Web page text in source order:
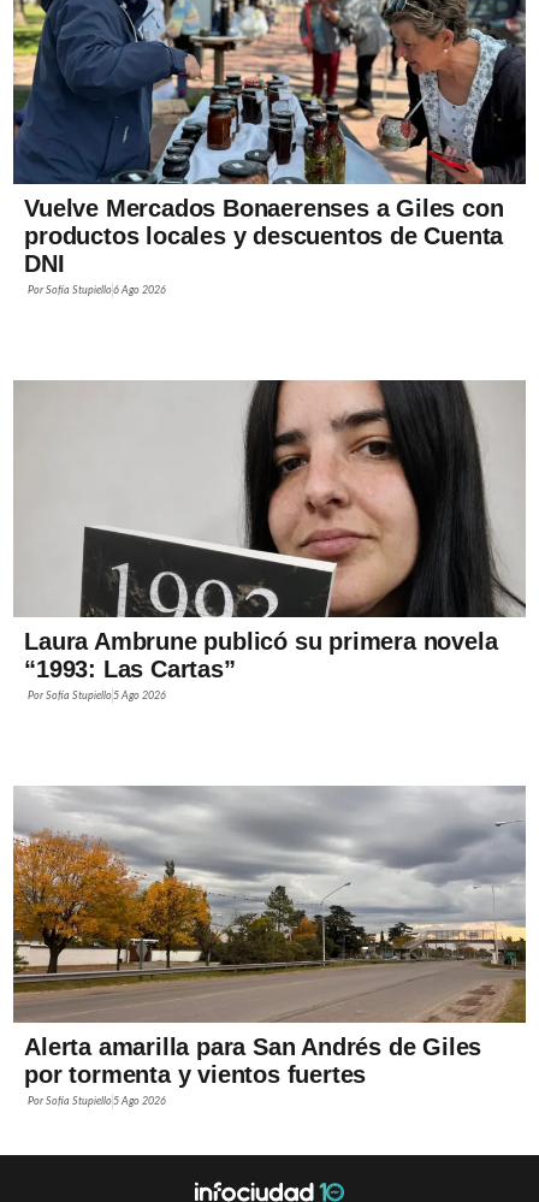
Vuelve Mercados Bonaerenses a Giles con
productos locales y descuentos de Cuenta
DNI
PorSofía Stupiello6 Ago 2026
Laura Ambrune publicó su primera novela
“1993: Las Cartas”
PorSofía Stupiello5 Ago 2026
Alerta amarilla para San Andrés de Giles
por tormenta y vientos fuertes
PorSofía Stupiello5 Ago 2026